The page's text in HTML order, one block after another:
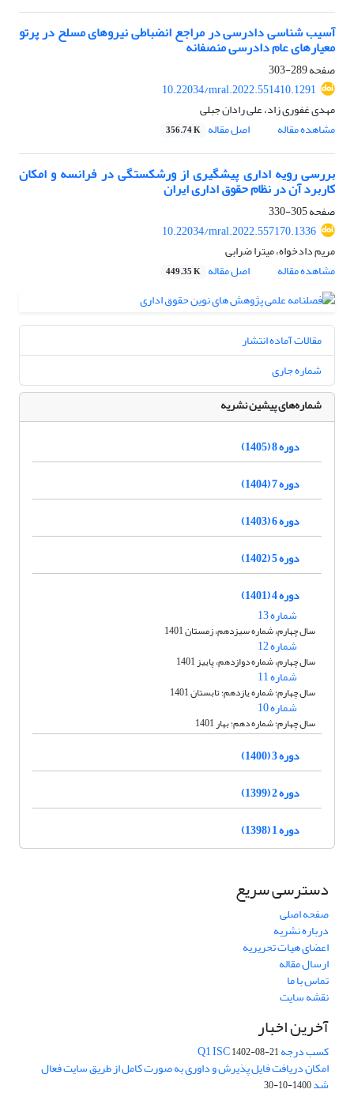
آسیب شناسی دادرسی در مراجع انضباطی نیروهای مسلح در پرتو
معیارهای عام دادرسی منصفانه
صفحه289-303
10.22034/mral.2022.551410.1291
مهدی غفوری زاد، علی رادان جبلی
مشاهده مقاله
اصل مقاله 356.74 K
بررسی رویه اداری پیشگیری از ورشکستگی در فرانسه و امکان
کاربرد آن در نظام حقوق اداری ایران
صفحه305-330
10.22034/mral.2022.557170.1336
مریم دادخواه، میترا ضرابی
مشاهده مقاله
اصل مقاله 449.35 K
مقالات آماده انتشار
شماره جاری
شماره‌های پیشین نشریه
دوره 8 (1405)
دوره 7 (1404)
دوره 6 (1403)
دوره 5 (1402)
دوره 4 (1401)
شماره 13
سال چهارم، شماره سیزدهم، زمستان 1401
شماره 12
سال چهارم، شماره دوازدهم، پاییز 1401
شماره 11
سال چهارم؛ شماره یازدهم؛ تابستان 1401
شماره 10
سال چهارم؛ شماره دهم؛ بهار 1401
دوره 3 (1400)
دوره 2 (1399)
دوره 1 (1398)
دسترسی سریع
صفحه اصلی
درباره نشریه
اعضای هیات تحریریه
ارسال مقاله
تماس با ما
نقشه سایت
آخرین اخبار
کسب درجه Q1 ISC1402-08-21
امکان دریافت فایل پذیرش و داوری به صورت کامل از طریق سایت فعال
شد1400-10-30